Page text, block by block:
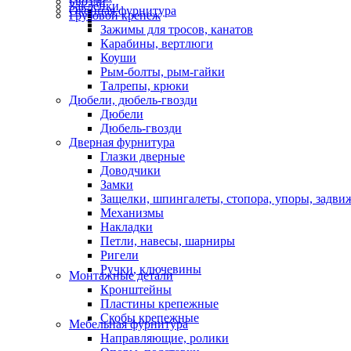
Заклепки
Оконная фурнитура
Грузовой крепеж
Зажимы для тросов, канатов
Карабины, вертлюги
Коуши
Рым-болты, рым-гайки
Талрепы, крюки
Дюбели, дюбель-гвозди
Дюбели
Дюбель-гвозди
Дверная фурнитура
Глазки дверные
Доводчики
Замки
Защелки, шпингалеты, стопора, упоры,
Механизмы
Накладки
Петли, навесы, шарниры
Ригели
Ручки, ключевины
Монтажные детали
Кронштейны
Пластины крепежные
Скобы крепежные
Мебельная фурнитура
Направляющие, ролики